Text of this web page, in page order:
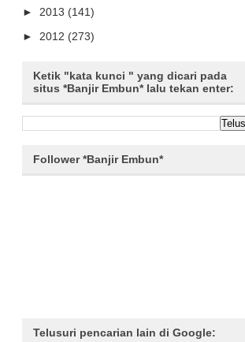
► 2013 (141)
► 2012 (273)
Ketik "kata kunci " yang dicari pada
situs *Banjir Embun* lalu tekan enter:
Follower *Banjir Embun*
Telusuri pencarian lain di Google: